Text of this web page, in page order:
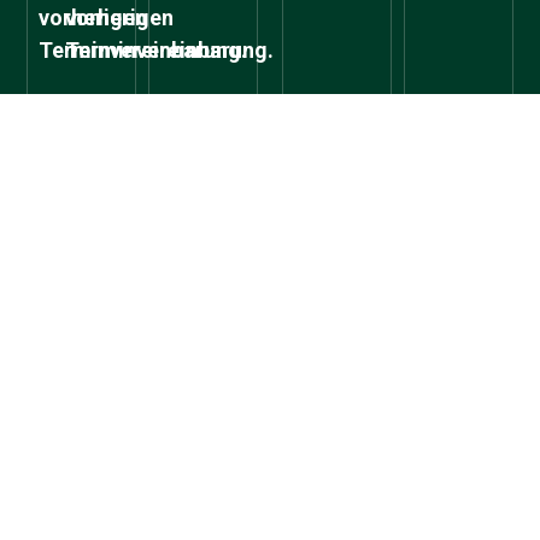
vorherigen
Terminvereinbarung.
vorherigen
Terminvereinbarung.